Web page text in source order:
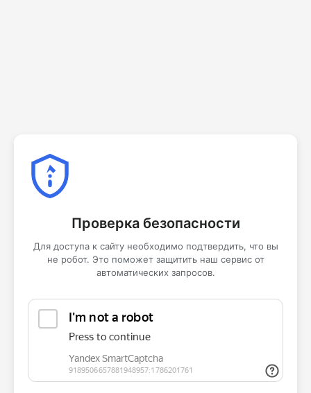
Проверка безопасности
Для доступа к сайту необходимо подтвердить, что вы
не робот. Это поможет защитить наш сервис от
автоматических запросов.